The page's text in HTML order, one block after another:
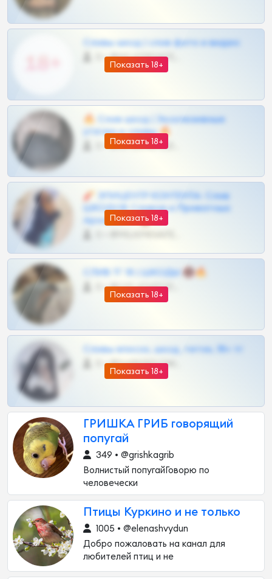
Показать 18+
Сливы шкод | слив фото и видео
0 •
Показать 18+
🔥 Слив шкод | Эксклюзивные
утечки и сливы 🔥
0 •
Показать 18+
🧨 ЭПИЦЕНТР КОНТЕНТА: Слив
ШКОДОВ Сливов и Приватных
Архивов ТГ 🔞💎
Показать 18+
СЛИВ ТГ 18 | ШКОДЫ 🔞🔥
0 •
Показать 18+
Сливы вписок, шкод, теток, 18+ тг
0 •
ГРИШКА ГРИБ говорящий
попугай
349 • @grishkagrib
Волнистый попугайГоворю по
человечески
Птицы Куркино и не только
1005 • @elenashvydun
Добро пожаловать на канал для
любителей птиц и не